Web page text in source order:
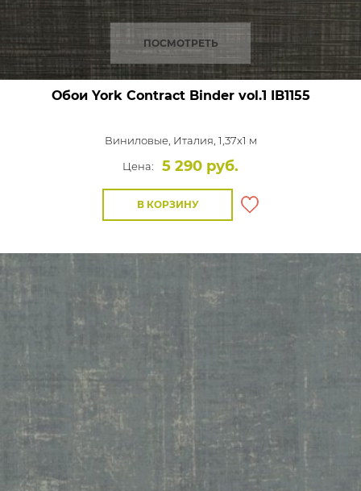
ПОСМОТРЕТЬ
Обои York Contract Binder vol.1 IB1155
Виниловые, Италия, 1,37x1 м
Цена:
5 290 руб.
В КОРЗИНУ